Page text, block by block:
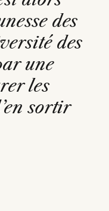
des
des
une
les
sortir